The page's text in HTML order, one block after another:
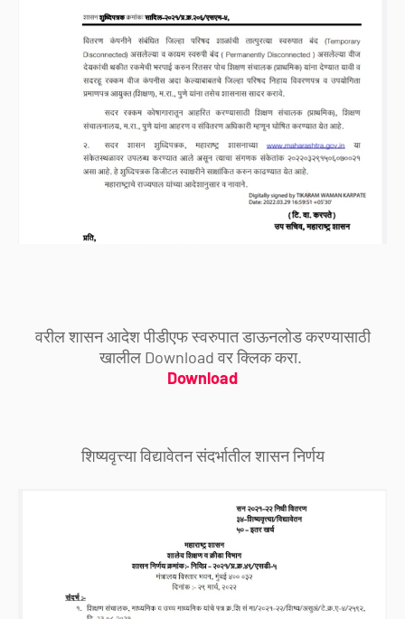
वरील शासन आदेश पीडीएफ स्वरुपात डाऊनलोड करण्यासाठी
खालील Download वर क्लिक करा.
Download
शिष्यवृत्त्या विद्यावेतन संदर्भातील शासन निर्णय